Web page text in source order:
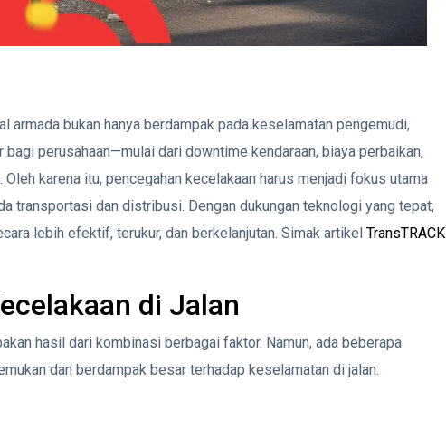
armada bukan hanya berdampak pada keselamatan pengemudi,
perusahaan—mulai dari downtime kendaraan, biaya perbaikan,
karena itu, pencegahan kecelakaan harus menjadi fokus utama
transportasi dan distribusi. Dengan dukungan teknologi yang tepat,
lebih efektif, terukur, dan berkelanjutan. Simak artikel TransTRACK
di Jalan
hasil dari kombinasi berbagai faktor. Namun, ada beberapa
dan berdampak besar terhadap keselamatan di jalan.